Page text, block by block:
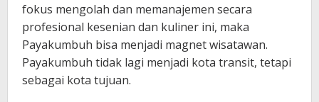
fokus mengolah dan memanajemen secara
profesional kesenian dan kuliner ini, maka
Payakumbuh bisa menjadi magnet wisatawan.
Payakumbuh tidak lagi menjadi kota transit, tetapi
sebagai kota tujuan.